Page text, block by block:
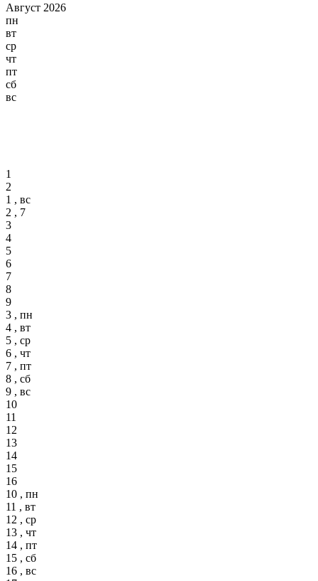
Август 2026
пн
вт
ср
чт
пт
сб
вс
1
2
1 , вс
2 , 7
3
4
5
6
7
8
9
3 , пн
4 , вт
5 , ср
6 , чт
7 , пт
8 , сб
9 , вс
10
11
12
13
14
15
16
10 , пн
11 , вт
12 , ср
13 , чт
14 , пт
15 , сб
16 , вс